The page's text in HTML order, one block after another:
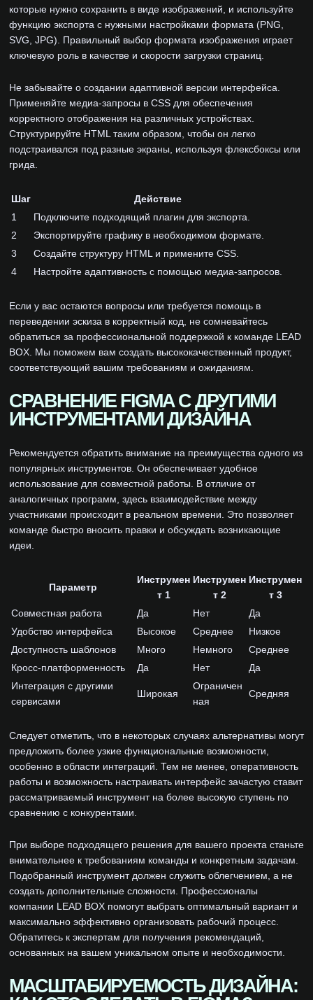
которые нужно сохранить в виде изображений, и используйте
функцию экспорта с нужными настройками формата (PNG,
SVG, JPG). Правильный выбор формата изображения играет
ключевую роль в качестве и скорости загрузки страниц.
Не забывайте о создании адаптивной версии интерфейса.
Применяйте медиа-запросы в CSS для обеспечения
корректного отображения на различных устройствах.
Структурируйте HTML таким образом, чтобы он легко
подстраивался под разные экраны, используя флексбоксы или
грида.
Шаг
Действие
1
Подключите подходящий плагин для экспорта.
2
Экспортируйте графику в необходимом формате.
3
Создайте структуру HTML и примените CSS.
4
Настройте адаптивность с помощью медиа-запросов.
Если у вас остаются вопросы или требуется помощь в
переведении эскиза в корректный код, не сомневайтесь
обратиться за профессиональной поддержкой к команде LEAD
BOX. Мы поможем вам создать высококачественный продукт,
соответствующий вашим требованиям и ожиданиям.
СРАВНЕНИЕ FIGMA С ДРУГИМИ
ИНСТРУМЕНТАМИ ДИЗАЙНА
Рекомендуется обратить внимание на преимущества одного из
популярных инструментов. Он обеспечивает удобное
использование для совместной работы. В отличие от
аналогичных программ, здесь взаимодействие между
участниками происходит в реальном времени. Это позволяет
команде быстро вносить правки и обсуждать возникающие
идеи.
Параметр
Инструмен
т 1
Инструмен
т 2
Инструмен
т 3
Совместная работа
Да Нет
Да
Удобство интерфейса
Высокое Среднее
Низкое
Доступность шаблонов
Много Немного
Среднее
Кросс-платформенность
Да Нет
Да
Интеграция с другими
сервисами
Широкая
Ограничен
ная
Средняя
Следует отметить, что в некоторых случаях альтернативы могут
предложить более узкие функциональные возможности,
особенно в области интеграций. Тем не менее, оперативность
работы и возможность настраивать интерфейс зачастую ставит
рассматриваемый инструмент на более высокую ступень по
сравнению с конкурентами.
При выборе подходящего решения для вашего проекта станьте
внимательнее к требованиям команды и конкретным задачам.
Подобранный инструмент должен служить облегчением, а не
создать дополнительные сложности. Профессионалы
компании LEAD BOX помогут выбрать оптимальный вариант и
максимально эффективно организовать рабочий процесс.
Обратитесь к экспертам для получения рекомендаций,
основанных на вашем уникальном опыте и необходимости.
МАСШТАБИРУЕМОСТЬ ДИЗАЙНА: